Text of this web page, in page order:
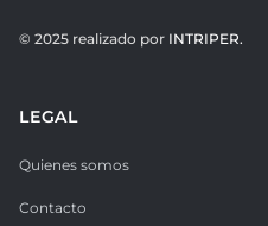
© 2025 realizado por INTRIPER.
LEGAL
Quienes somos
Contacto